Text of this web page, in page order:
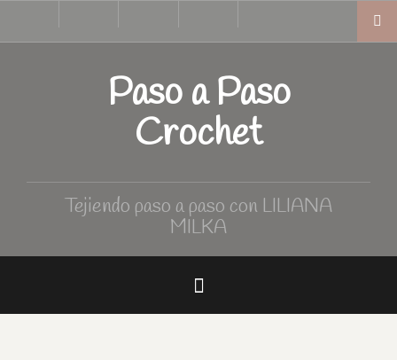
Paso a Paso
Crochet
Tejiendo paso a paso con LILIANA
MILKA